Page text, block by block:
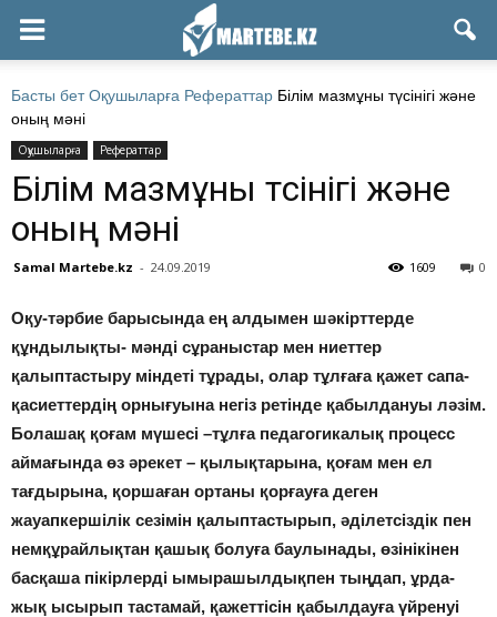
Басты бет Оқушыларға Рефераттар Білім мазмұны түсінігі жəне
оның мəні
Оқушыларға Рефераттар
Білім мазмұны түсінігі жəне
оның мəні
Samal Martebe.kz - 24.09.2019 0
1609
Оқу-тəрбие барысында ең алдымен шəкірттерде
құндылықты- мəнді сұраныстар мен ниеттер
қалыптастыру міндеті тұрады, олар тұлғаға қажет сапа-
қасиеттердің орнығуына негіз ретінде қабылдануы лəзім.
Болашақ қоғам мүшесі –тұлға педагогикалық процесс
аймағында өз əрекет – қылықтарына, қоғам мен ел
тағдырына, қоршаған ортаны қорғауға деген
жауапкершілік сезімін қалыптастырып, əділетсіздік пен
немқұрайлықтан қашық болуға баулынады, өзінікінен
басқаша пікірлерді ымырашылдықпен тыңдап, ұрда-
жық ысырып тастамай, қажеттісін қабылдауға үйренуі